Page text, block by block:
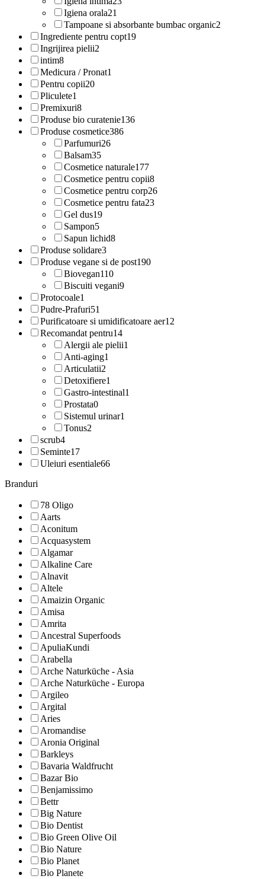
Igiena orala21
Tampoane si absorbante bumbac organic2
Ingrediente pentru copt19
Ingrijirea pielii2
intim8
Medicura / Pronat1
Pentru copii20
Pliculete1
Premixuri8
Produse bio curatenie136
Produse cosmetice386
Parfumuri26
Balsam35
Cosmetice naturale177
Cosmetice pentru copii8
Cosmetice pentru corp26
Cosmetice pentru fata23
Gel dus19
Sampon5
Sapun lichid8
Produse solidare3
Produse vegane si de post190
Biovegan110
Biscuiti vegani9
Protocoale1
Pudre-Prafuri51
Purificatoare si umidificatoare aer12
Recomandat pentru14
Alergii ale pielii1
Anti-aging1
Articulatii2
Detoxifiere1
Gastro-intestinal1
Prostata0
Sistemul urinar1
Tonus2
scrub4
Seminte17
Uleiuri esentiale66
Branduri
78 Oligo
Aarts
Aconitum
Acquasystem
Algamar
Alkaline Care
Alnavit
Altele
Amaizin Organic
Amisa
Amrita
Ancestral Superfoods
ApuliaKundi
Arabella
Arche Naturküche - Asia
Arche Naturküche - Europa
Argileo
Argital
Aries
Aromandise
Aronia Original
Barkleys
Bavaria Waldfrucht
Bazar Bio
Benjamissimo
Bettr
Big Nature
Bio Dentist
Bio Green Olive Oil
Bio Nature
Bio Planet
Bio Planete